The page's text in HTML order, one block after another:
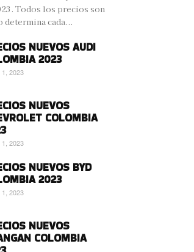
Todos los precios son
determina cada...
NUEVOS AUDI
2023
2023
NUEVOS
COLOMBIA
2023
NUEVOS BYD
2023
2023
NUEVOS
COLOMBIA